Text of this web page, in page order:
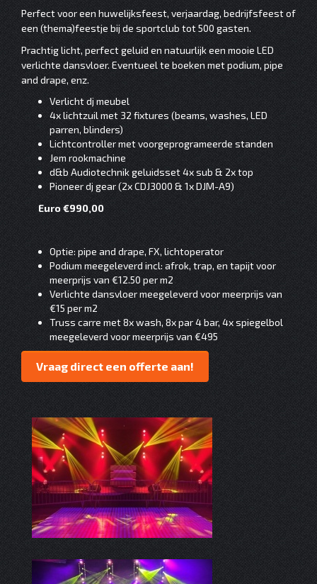
Perfect voor een huwelijksfeest, verjaardag, bedrijfsfeest of
een (thema)feestje bij de sportclub tot 500 gasten.
Prachtig licht, perfect geluid en natuurlijk een mooie LED
verlichte dansvloer. Eventueel te boeken met podium, pipe
and drape, enz.
Verlicht dj meubel
4x lichtzuil met 32 fixtures (beams, washes, LED
parren, blinders)
Lichtcontroller met voorgeprogrameerde standen
Jem rookmachine
d&b Audiotechnik geluidsset 4x sub & 2x top
Pioneer dj gear (2x CDJ3000 & 1x DJM-A9)
Euro €990,00
Optie: pipe and drape, FX, lichtoperator
Podium meegeleverd incl: afrok, trap, en tapijt voor
meerprijs van €12.50 per m2
Verlichte dansvloer meegeleverd voor meerprijs van
€15 per m2
Truss carre met 8x wash, 8x par 4 bar, 4x spiegelbol
meegeleverd voor meerprijs van €495
Vraag direct een offerte aan!